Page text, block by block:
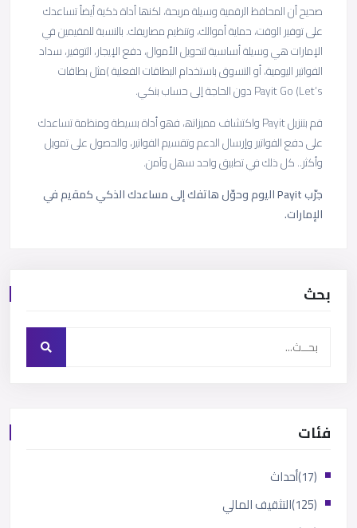
ﺻﺣﯾﺢ أن اﻟﻣﺣﺎﻓظ اﻟرﻗﻣﯾﺔ وﺳﯾﻠﺔ ﻣرﯾﺣﺔ، ﻟﻛﻧﮭﺎ أداة ذﻛﯾﺔ أﯾﺿﺎً ﺗﺳﺎﻋدك
ﻋﻠﻰ ﺗوﻓﯾر اﻟوﻗت، ﺣﻣﺎﯾﺔ أﻣواﻟك، وﺗﻧظﯾم ﻣﺻﺎرﯾﻔك. ﺑﺎﻟﻧﺳﺑﺔ ﻟﻠﻣﻘﯾﻣﯾن ﻓﻲ
اﻹﻣﺎرات ھﻲ وﺳﯾﻠﺔ أﺳﺎﺳﯾﺔ ﻟﺗﺣوﯾل اﻷﻣوال، دﻓﻊ اﻹﯾﺟﺎر، اﻟﺗوﻓﯾر، ﺳداد
اﻟﻔواﺗﯾر اﻟﯾوﻣﯾﺔ، أو اﻟﺗﺳوق ﺑﺎﺳﺗﺧدام اﻟﺑطﺎﻗﺎت اﻟﻔﻌﻠﯾﺔ )ﻣﺛل ﺑطﺎﻗﺎت
Payit Go (Let’s دون اﻟﺣﺎﺟﺔ إﻟﻰ ﺣﺳﺎب ﺑﻧﻛﻲ.
ﻗم ﺑﺗﻧزﯾل Payit واﻛﺗﺷﺎف ﻣﻣﯾزاﺗﮫ، ﻓﮭو أداة ﺑﺳﯾطﺔ وﻣﻧظﻣﺔ ﺗﺳﺎﻋدك
ﻋﻠﻰ دﻓﻊ اﻟﻔواﺗﯾر وإرﺳﺎل اﻟدﻋم وﺗﻘﺳﯾم اﻟﻔواﺗﯾر، واﻟﺣﺻول ﻋﻠﻰ ﺗﻣوﯾل
وأﻛﺛر.. ﻛل ذﻟك ﻓﻲ ﺗطﺑﯾق واﺣد ﺳﮭل وآﻣن.
ﺟرّب Payit اﻟﯾوم وﺣوّل ھﺎﺗﻔك إﻟﻰ ﻣﺳﺎﻋدك اﻟذﻛﻲ ﻛﻣﻘﯾم ﻓﻲ
اﻹﻣﺎرات.
بحث
فئات
أحداث
(17)
التثقيف المالي
(125)